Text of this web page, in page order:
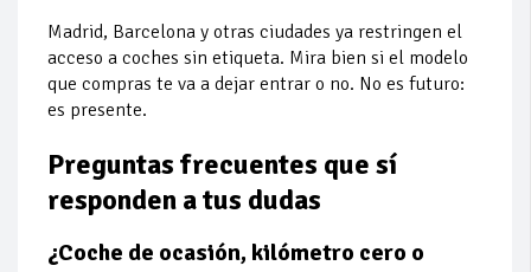
Madrid, Barcelona y otras ciudades ya restringen el
acceso a coches sin etiqueta. Mira bien si el modelo
que compras te va a dejar entrar o no. No es futuro:
es presente.
Preguntas frecuentes que sí
responden a tus dudas
¿Coche de ocasión, kilómetro cero o